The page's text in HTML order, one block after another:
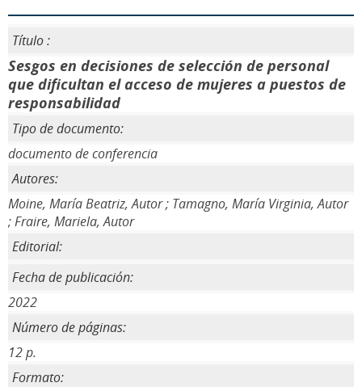
Título :
Sesgos en decisiones de selección de personal
que dificultan el acceso de mujeres a puestos de
responsabilidad
Tipo de documento:
documento de conferencia
Autores:
Moine, María Beatriz, Autor ; Tamagno, María Virginia, Autor
; Fraire, Mariela, Autor
Editorial:
Fecha de publicación:
2022
Número de páginas:
12 p.
Formato: